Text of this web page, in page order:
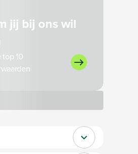
jij bij ons wil
10
Sluit section-0